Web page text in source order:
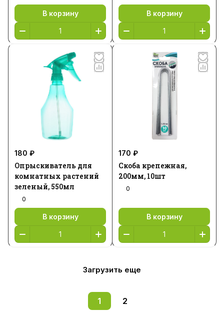
В корзину В корзину
180 ₽
Опрыскиватель для
комнатных растений
зеленый, 550мл
0
В корзину
170 ₽
Скоба крепежная,
200мм, 10шт
0
В корзину
Загрузить еще
1 2